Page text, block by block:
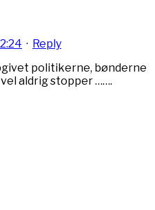
· Reply
politikerne, bønderne
aldrig stopper …….